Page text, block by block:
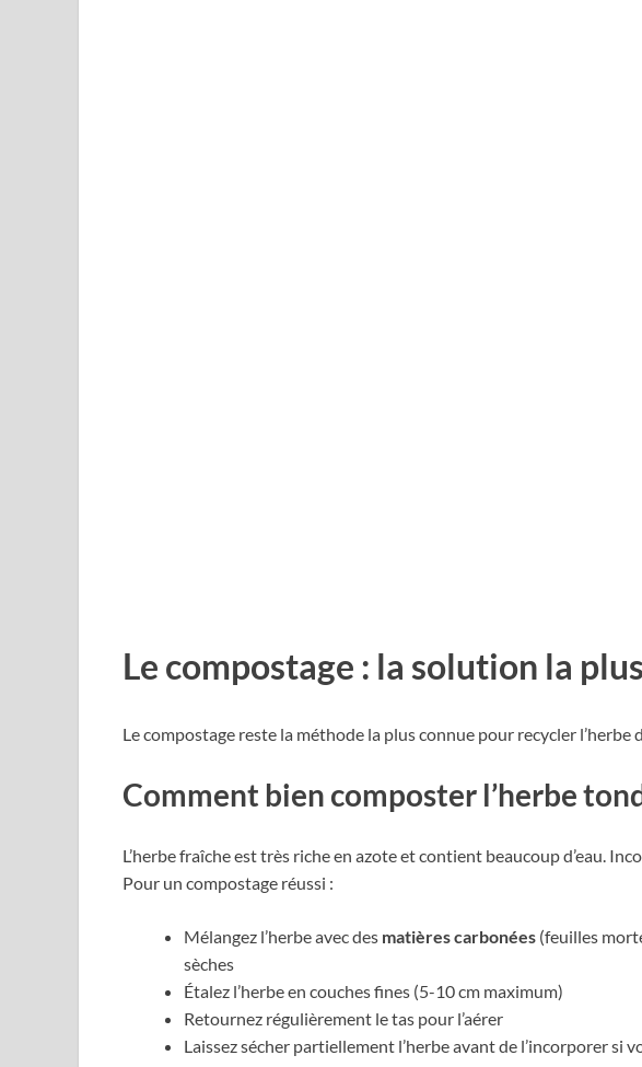
Le compostage : la solution la
Le compostage reste la méthode la plus connue pour recycler
Comment bien composter l’herbe
L’herbe fraîche est très riche en azote et contient beaucoup d’eau.
Pour un compostage réussi :
Mélangez l’herbe avec des matières carbonées (feuilles
sèches
Étalez l’herbe en couches fines (5-10 cm maximum)
Retournez régulièrement le tas pour l’aérer
Laissez sécher partiellement l’herbe avant de l’incorporer si